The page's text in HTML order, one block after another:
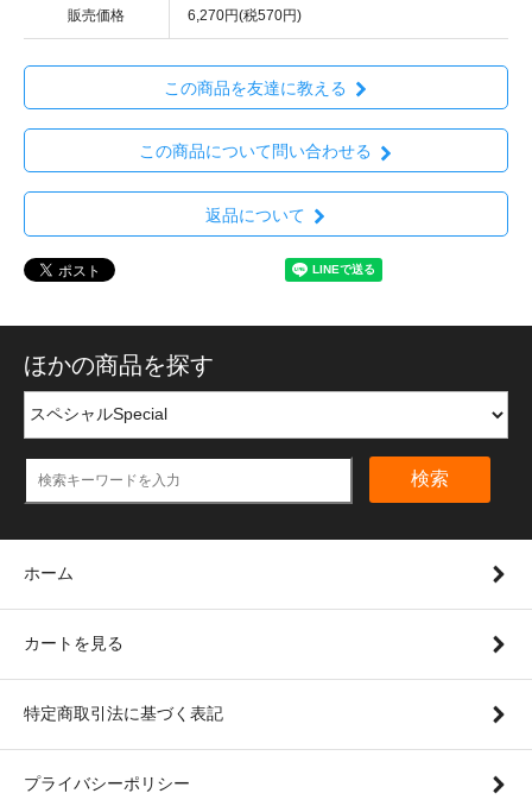
販売価格 6,270円(税570円)
この商品を友達に教える
この商品について問い合わせる
返品について
ほかの商品を探す
検索
ホーム
カートを見る
特定商取引法に基づく表記
プライバシーポリシー